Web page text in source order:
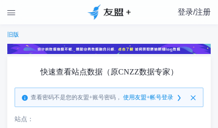
 登录/注册
旧版
快速查看站点数据（原CNZZ数据专家）
查看密码不是您的友盟+账号密码， 使用友盟+帐号登录
站点：